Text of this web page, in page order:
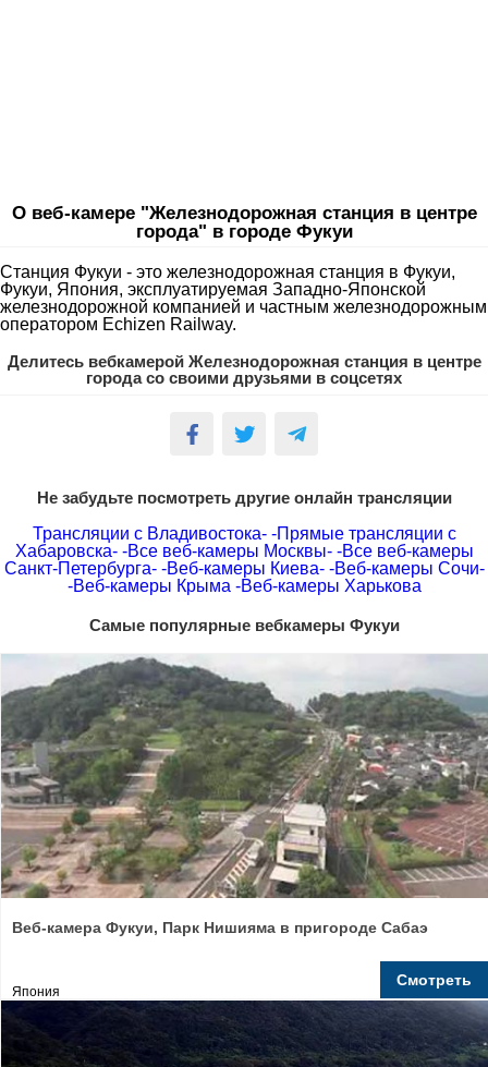
О веб-камере "Железнодорожная станция в центре
города" в городе Фукуи
Станция Фукуи - это железнодорожная станция в Фукуи,
Фукуи, Япония, эксплуатируемая Западно-Японской
железнодорожной компанией и частным железнодорожным
оператором Echizen Railway.
Делитесь вебкамерой Железнодорожная станция в центре
города со своими друзьями в соцсетях
Не забудьте посмотреть другие онлайн трансляции
Трансляции с Владивостока- -Прямые трансляции с
Хабаровска- -Все веб-камеры Москвы- -Все веб-камеры
Санкт-Петербурга- -Веб-камеры Киева- -Веб-камеры Сочи-
-Веб-камеры Крыма -Веб-камеры Харькова
Самые популярные вебкамеры Фукуи
Веб-камера Фукуи, Парк Нишияма в пригороде Сабаэ
Япония
Смотреть